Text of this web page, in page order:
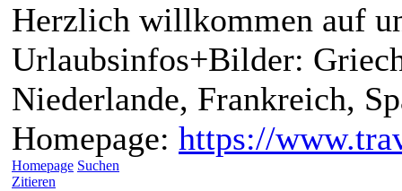
Herzlich willkommen auf
Urlaubsinfos+Bilder:
Niederlande, Frankreich,
Homepage: https://
Homepage Suchen
Zitieren